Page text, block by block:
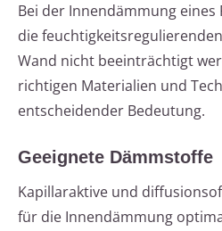
Bei der Innendämmung eines
die
Wand nicht beeinträchtigt
richtigen Materialien und
entscheidender Bedeutung.
Geeignete Dämmstoffe
Kapillaraktive und
für die Innendämmung